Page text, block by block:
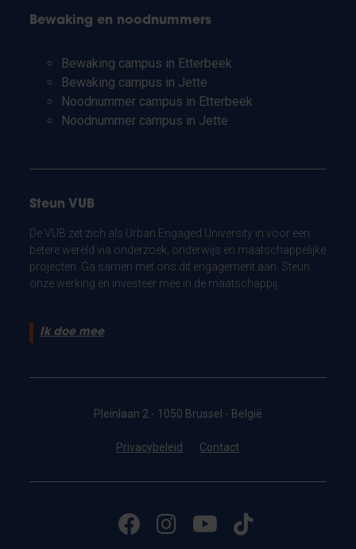
Bewaking en noodnummers
Bewaking campus in Etterbeek
Bewaking campus in Jette
Noodnummer campus in Etterbeek
Noodnummer campus in Jette
Steun VUB
De VUB zet zich als Urban Engaged University in voor een
betere wereld via onderzoek, onderwijs en maatschappelijke
projecten. Ga samen met ons dit engagement aan. Steun
onze werking en investeer mee in de maatschappij.
Ik doe mee
Pleinlaan 2 - 1050 Brussel - België
Privacybeleid Contact